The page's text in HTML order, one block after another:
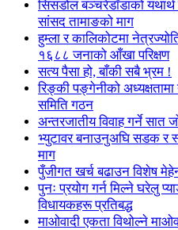
सिसडोल बञ्चरेडाँडाको
सांसद तामाङको माग
हुम्ला र कालिकोटमा
१६८८ जनाको आँखा परिक्षण
सत्य पैसा हो, बाँकी सबै भ्रम !
रिङ्की पङ्गेनीको
समिति गठन
अन्तरजातीय विवाह गर्ने सात
भ्युटावर बनाउनुअघि सडक र
माग
पुँजीगत खर्च बढाउन विशेष
पुनः प्रयोग गर्न मिल्ने घरेलु
विधायकहरू प्रतिबद्ध
माओवादी एकता विथोल्ने